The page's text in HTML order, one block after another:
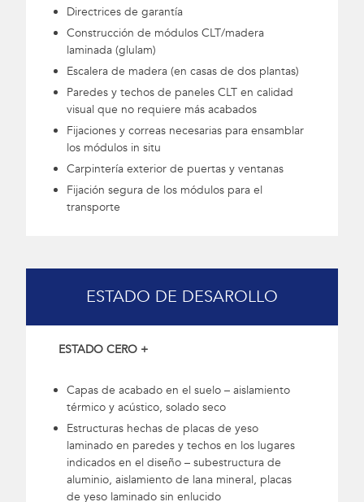
Directrices de garantía
Construcción de módulos CLT/madera
laminada (glulam)
Escalera de madera (en casas de dos plantas)
Paredes y techos de paneles CLT en calidad
visual que no requiere más acabados
Fijaciones y correas necesarias para ensamblar
los módulos in situ
Carpintería exterior de puertas y ventanas
Fijación segura de los módulos para el
transporte
ESTADO DE DESAROLLO
ESTADO CERO +
Capas de acabado en el suelo – aislamiento
térmico y acústico, solado seco
Estructuras hechas de placas de yeso
laminado en paredes y techos en los lugares
indicados en el diseño – subestructura de
aluminio, aislamiento de lana mineral, placas
de yeso laminado sin enlucido